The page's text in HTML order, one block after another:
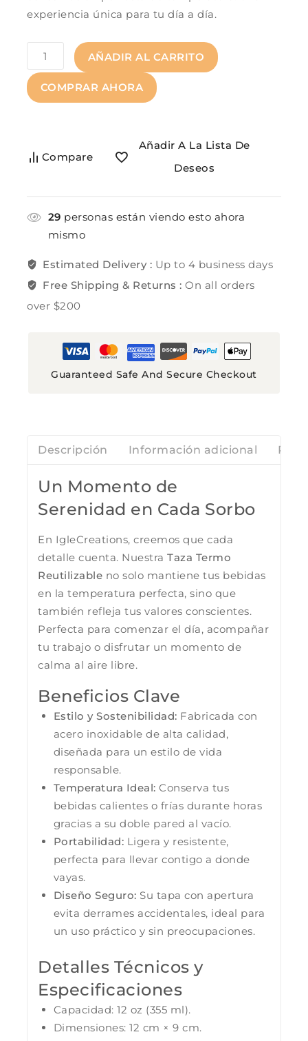
experiencia única para tu día a día.
AÑADIR AL CARRITO
COMPRAR AHORA
Compare
Añadir A La Lista De
Deseos
29 personas están viendo esto ahora
mismo
Estimated Delivery : Up to 4 business days
Free Shipping & Returns :On all orders
over $200
Guaranteed Safe And Secure Checkout
Descripción Información adicional
Un Momento de
Serenidad en Cada Sorbo
En IgleCreations, creemos que cada
detalle cuenta. Nuestra Taza Termo
Reutilizable no solo mantiene tus bebidas
en la temperatura perfecta, sino que
también refleja tus valores conscientes.
Perfecta para comenzar el día, acompañar
tu trabajo o disfrutar un momento de
calma al aire libre.
Beneficios Clave
Estilo y Sostenibilidad: Fabricada con
acero inoxidable de alta calidad,
diseñada para un estilo de vida
responsable.
Temperatura Ideal: Conserva tus
bebidas calientes o frías durante horas
gracias a su doble pared al vacío.
Portabilidad: Ligera y resistente,
perfecta para llevar contigo a donde
vayas.
Diseño Seguro: Su tapa con apertura
evita derrames accidentales, ideal para
un uso práctico y sin preocupaciones.
Detalles Técnicos y
Especificaciones
Capacidad: 12 oz (355 ml).
Dimensiones: 12 cm × 9 cm.